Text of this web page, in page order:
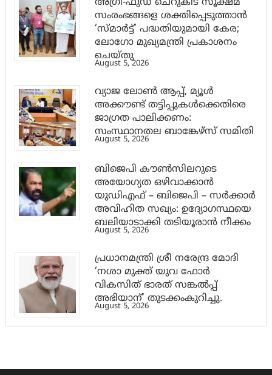
സംരംഭങ്ങളെ ശക്തിപ്പെടുത്താന്‍
‘സ്മാര്‍ട്ട്’ പദ്ധതിയുമായി കേര;
ലോഗോ മുഖ്യമന്ത്രി പ്രകാശനം
ചെയ്തു
August 5, 2026
വ്യാജ ലോൺ ആപ്പ്, മ്യൂൾ
അക്കൗണ്ട് തട്ടിപ്പുകൾക്കെതിരെ
ജാ​ഗ്രത പാലിക്കണം:
സംസ്ഥാനതല ബാങ്കേഴ്സ് സമിതി
August 5, 2026
ബിജെപി കൗൺസിലറുടെ
അയോഗ്യത ഒഴിവാക്കാൻ
യുഡിഎഫ് – ബിജെപി – സർക്കാർ
അവിഹിത സഖ്യം: ഉദ്യോഗസ്ഥയെ
ബലിയാടാക്കി തടിയൂരാൻ നീക്കം
August 5, 2026
പ്രധാനമന്ത്രി ശ്രീ നരേന്ദ്ര മോദി
‘നശാ മുക്ത് യുവ ഫോർ
വികസിത് ഭാരത് സങ്കൽപ്പ്
അഭിയാന്’ തുടക്കംകുറിച്ചു.
August 5, 2026